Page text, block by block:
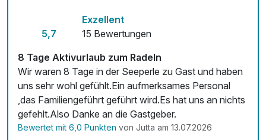
5,7
Exzellent
15 Bewertungen
8 Tage Aktivurlaub zum Radeln
Wir waren 8 Tage in der Seeperle zu Gast und haben
uns sehr wohl gefühlt.Ein aufmerksames Personal
,das Familiengeführt geführt wird.Es hat uns an nichts
gefehlt.Also Danke an die Gastgeber.
Bewertet mit 6,0 Punkten von Jutta am 13.07.2026